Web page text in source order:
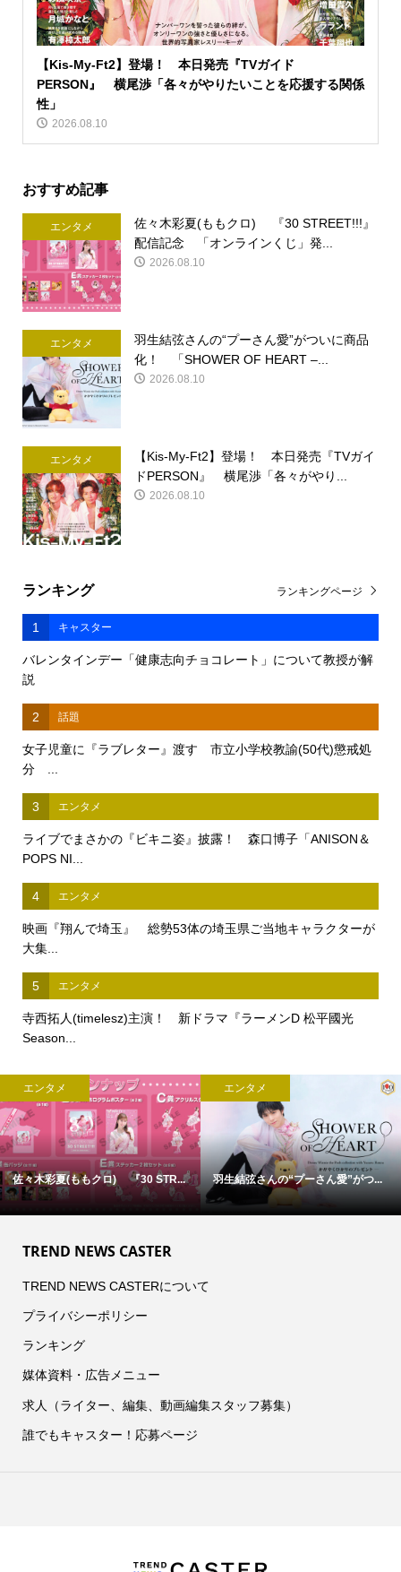
【Kis-My-Ft2】登場！ 本日発売『TVガイド
PERSON』 横尾渉「各々がやりたいことを応援する関係
性」
2026.08.10
おすすめ記事
エンタメ
佐々木彩夏(ももクロ) 『30 STREET!!!』
配信記念 「オンラインくじ」発...
2026.08.10
エンタメ
羽生結弦さんの“プーさん愛”がついに商品
化！ 「SHOWER OF HEART –...
2026.08.10
エンタメ
【Kis-My-Ft2】登場！ 本日発売『TVガイ
ドPERSON』 横尾渉「各々がやり...
2026.08.10
ランキング
1 キャスター
バレンタインデー「健康志向チョコレート」について教授が解
説
2 話題
女子児童に『ラブレター』渡す 市立小学校教諭(50代)懲戒処
分 ...
3 エンタメ
ライブでまさかの『ビキニ姿』披露！ 森口博子「ANISON＆
POPS NI...
4 エンタメ
映画『翔んで埼玉』 総勢53体の埼玉県ご当地キャラクターが
大集...
5 エンタメ
寺西拓人(timelesz)主演！ 新ドラマ『ラーメンD 松平國光
Season...
ランキングページ
エンタメ
佐々木彩夏(ももクロ) 『30 STR...
エンタメ
羽生結弦さんの“プーさん愛”がつ...
TREND NEWS CASTER
TREND NEWS CASTERについて
プライバシーポリシー
ランキング
媒体資料・広告メニュー
求人（ライター、編集、動画編集スタッフ募集）
誰でもキャスター！応募ページ